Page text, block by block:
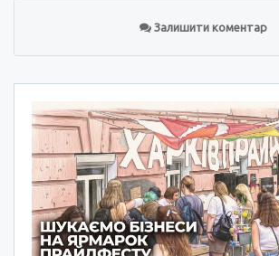
Залишити коментар